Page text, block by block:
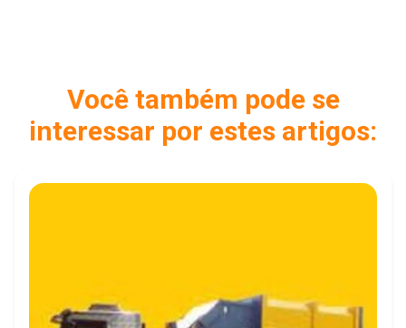
Você também pode se
interessar por estes artigos: